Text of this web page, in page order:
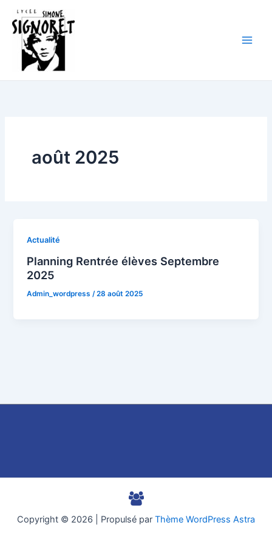
contenu
août 2025
Actualité
Planning Rentrée élèves Septembre
2025
Admin_wordpress /28 août 2025
Copyright © 2026 | Propulsé par Thème WordPress Astra